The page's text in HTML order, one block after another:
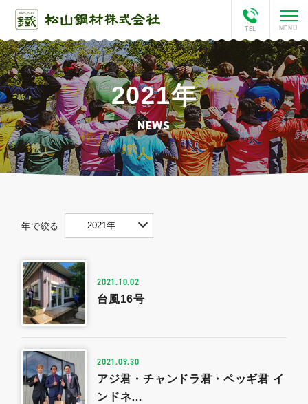
ホーム
会社案内
This is Matsuyama
鐵人ひろば
0479-57-3021
2021年
NEWS
年で絞る 2021年
2021.10.02
台風16号
2021.09.30
アジ君・チャンドラ君・ペッギ君 イ
ンドネ…